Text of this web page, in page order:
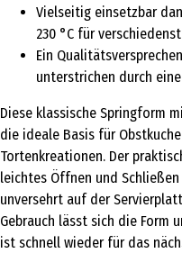
Vielseitig einsetzbar
230 °C für
Ein
unterstrichen durch
Diese klassische Springform
die ideale Basis für
Tortenkreationen. Der
leichtes Öffnen und
unversehrt auf der
Gebrauch lässt sich die Form
ist schnell wieder für das